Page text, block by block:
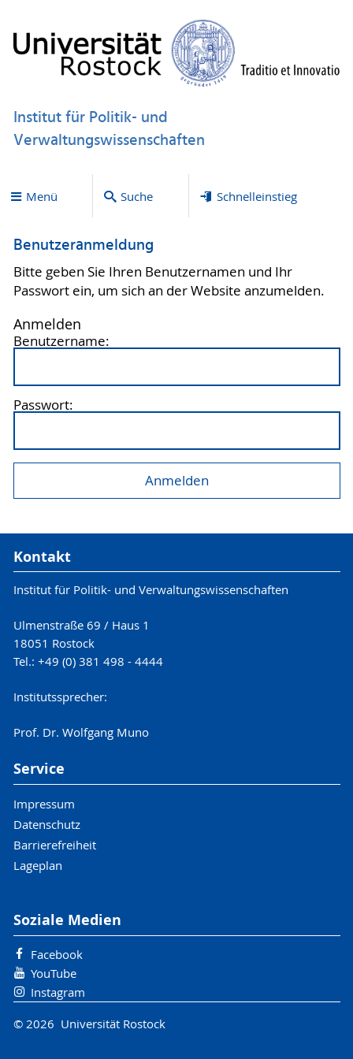
Institut für Politik- und
Verwaltungswissenschaften
Menü Suche Schnelleinstieg
Benutzeranmeldung
Bitte geben Sie Ihren Benutzernamen und Ihr
Passwort ein, um sich an der Website anzumelden.
Anmelden
Benutzername:
Passwort:
Kontakt
Institut für Politik- und Verwaltungswissenschaften
Ulmenstraße 69 / Haus 1
18051 Rostock
Tel.: +49 (0) 381 498 - 4444
Institutssprecher:
Prof. Dr. Wolfgang Muno
Service
Impressum
Datenschutz
Barrierefreiheit
Lageplan
Soziale Medien
Facebook
YouTube
Instagram
© 2026 Universität Rostock